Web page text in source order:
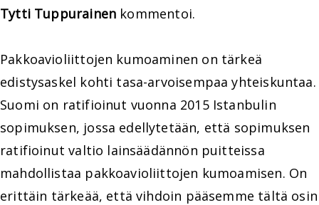
Tytti Tuppurainen kommentoi.
Pakkoavioliittojen kumoaminen on tärkeä
edistysaskel kohti tasa-arvoisempaa yhteiskuntaa.
Suomi on ratifioinut vuonna 2015 Istanbulin
sopimuksen, jossa edellytetään, että sopimuksen
ratifioinut valtio lainsäädännön puitteissa
mahdollistaa pakkoavioliittojen kumoamisen. On
erittäin tärkeää, että vihdoin pääsemme tältä osin